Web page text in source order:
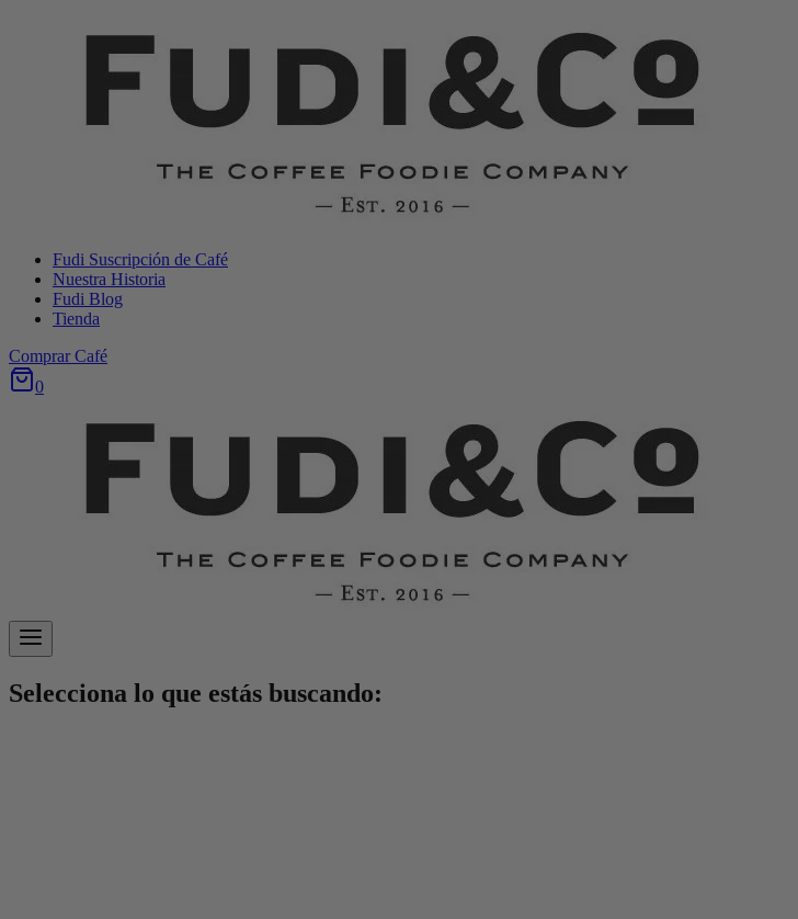
Fudi Suscripción de Café
Nuestra Historia
Fudi Blog
Tienda
Comprar Café
0
Selecciona lo que estás buscando: